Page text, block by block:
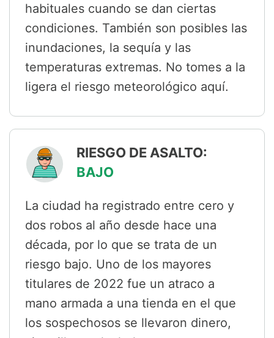
habituales cuando se dan ciertas
condiciones. También son posibles las
inundaciones, la sequía y las
temperaturas extremas. No tomes a la
ligera el riesgo meteorológico aquí.
RIESGO DE ASALTO:
BAJO
La ciudad ha registrado entre cero y
dos robos al año desde hace una
década, por lo que se trata de un
riesgo bajo. Uno de los mayores
titulares de 2022 fue un atraco a
mano armada a una tienda en el que
los sospechosos se llevaron dinero,